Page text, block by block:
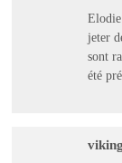
jeter
sont
été
viking